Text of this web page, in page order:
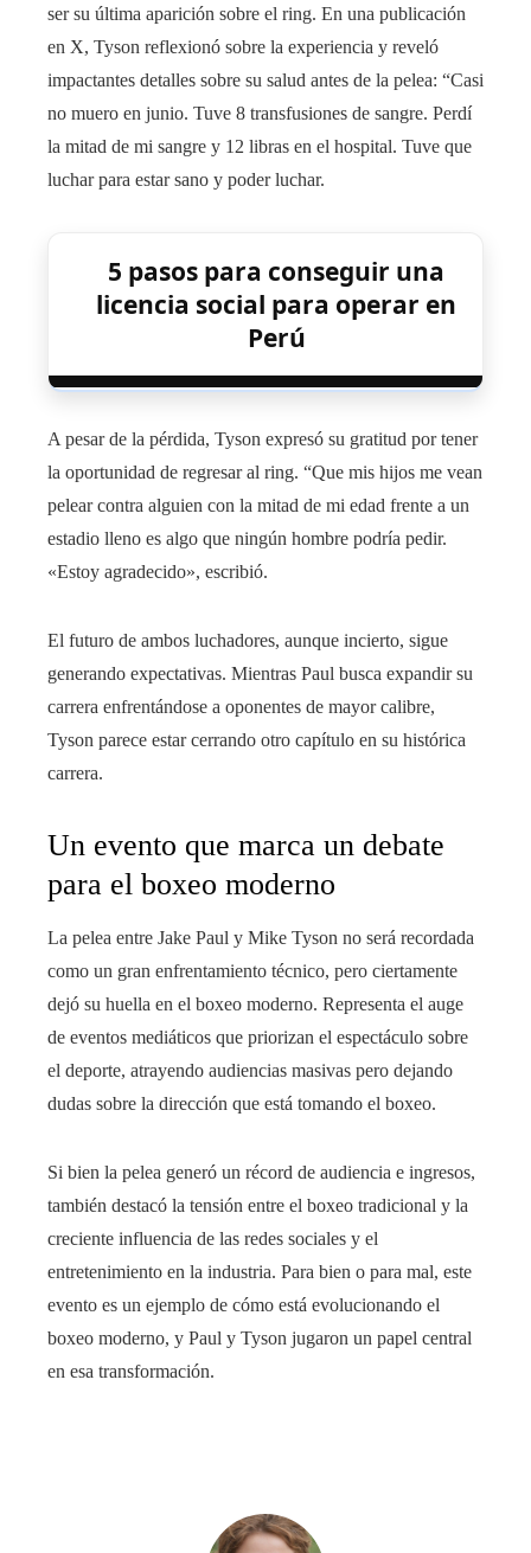
ser su última aparición sobre el ring. En una publicación
en X, Tyson reflexionó sobre la experiencia y reveló
impactantes detalles sobre su salud antes de la pelea: “Casi
no muero en junio. Tuve 8 transfusiones de sangre. Perdí
la mitad de mi sangre y 12 libras en el hospital. Tuve que
luchar para estar sano y poder luchar.
5 pasos para conseguir una
licencia social para operar en
Perú
A pesar de la pérdida, Tyson expresó su gratitud por tener
la oportunidad de regresar al ring. “Que mis hijos me vean
pelear contra alguien con la mitad de mi edad frente a un
estadio lleno es algo que ningún hombre podría pedir.
«Estoy agradecido», escribió.
El futuro de ambos luchadores, aunque incierto, sigue
generando expectativas. Mientras Paul busca expandir su
carrera enfrentándose a oponentes de mayor calibre,
Tyson parece estar cerrando otro capítulo en su histórica
carrera.
Un evento que marca un debate
para el boxeo moderno
La pelea entre Jake Paul y Mike Tyson no será recordada
como un gran enfrentamiento técnico, pero ciertamente
dejó su huella en el boxeo moderno. Representa el auge
de eventos mediáticos que priorizan el espectáculo sobre
el deporte, atrayendo audiencias masivas pero dejando
dudas sobre la dirección que está tomando el boxeo.
Si bien la pelea generó un récord de audiencia e ingresos,
también destacó la tensión entre el boxeo tradicional y la
creciente influencia de las redes sociales y el
entretenimiento en la industria. Para bien o para mal, este
evento es un ejemplo de cómo está evolucionando el
boxeo moderno, y Paul y Tyson jugaron un papel central
en esa transformación.